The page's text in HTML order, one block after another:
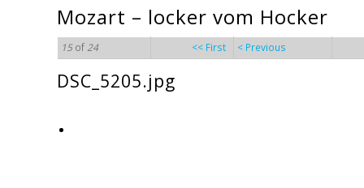
Mozart – locker vom Hocker
15of24 << First < Previous
DSC_5205.jpg